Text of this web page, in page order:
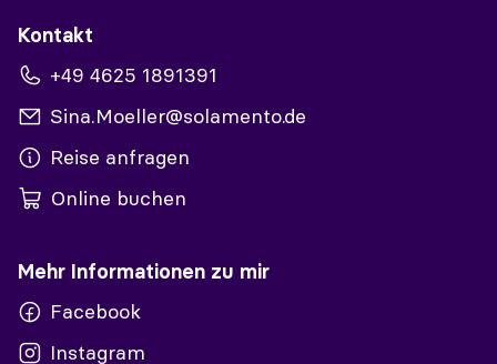
Kontakt
+49 4625 1891391
Sina.Moeller@solamento.de
Reise anfragen
Online buchen
Mehr Informationen zu mir
Facebook
Instagram